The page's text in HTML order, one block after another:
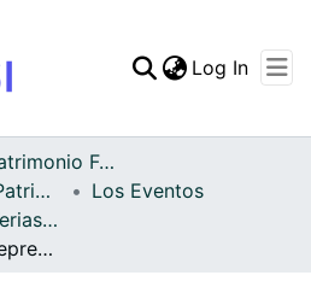
Statistics
Log In
Archivo del Patrimonio Fotográfico y Fílmico del Valle del Cauca
Fondo Archivo del Patrimonio Fotográfico y Fílmico del Valle del Cauca
Los Eventos
APFFVC - Fiestas, Ferias y Carnavales - Patrimonial
Desfile cívico con representantes del Cuerpo de Bomberos de la localidad